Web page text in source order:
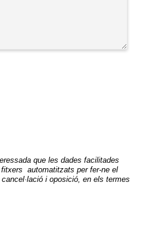
que les dades facilitades
automatitzats per fer-ne el
i oposició, en els termes